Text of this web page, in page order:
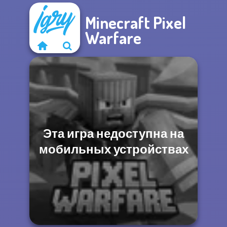
Minecraft Pixel
Warfare
Эта игра недоступна на
мобильных устройствах